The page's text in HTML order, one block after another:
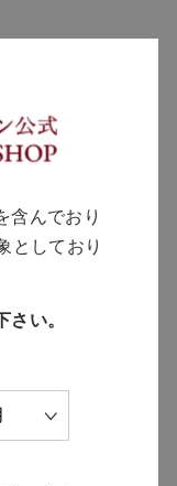
ット・ベーリーA
社畑から造る複雑で凝
った、濃厚で力強い味
ーリーA
含んでおり
としており
い。